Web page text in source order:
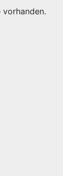
vorhanden.